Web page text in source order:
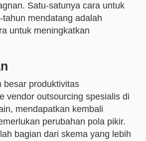
Satu-satunya cara untuk
mendatang adalah
untuk meningkatkan
besar produktivitas
vendor outsourcing spesialis di
mendapatkan kembali
perubahan pola pikir.
bagian dari skema yang lebih